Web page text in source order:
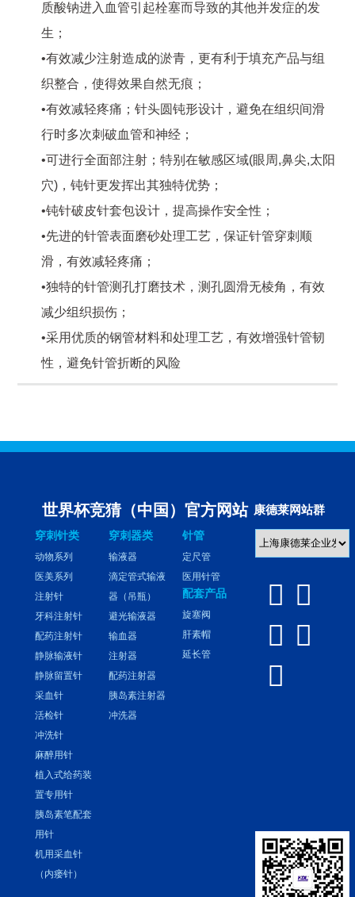
质酸钠进入血管引起栓塞而导致的其他并发症的发
生；
•有效减少注射造成的淤青，更有利于填充产品与组
织整合，使得效果自然无痕；
•有效减轻疼痛；针头圆钝形设计，避免在组织间滑
行时多次刺破血管和神经；
•可进行全面部注射；特别在敏感区域(眼周,鼻尖,太阳
穴)，钝针更发挥出其独特优势；
•钝针破皮针套包设计，提高操作安全性；
•先进的针管表面磨砂处理工艺，保证针管穿刺顺
滑，有效减轻疼痛；
•独特的针管测孔打磨技术，测孔圆滑无棱角，有效
减少组织损伤；
•采用优质的钢管材料和处理工艺，有效增强针管韧
性，避免针管折断的风险
世界杯竞猜（中国）官方网站
穿刺针类
动物系列
医美系列
注射针
牙科注射针
配药注射针
静脉输液针
静脉留置针
采血针
活检针
冲洗针
麻醉用针
植入式给药装
置专用针
胰岛素笔配套
用针
机用采血针
（内瘘针）
穿刺器类
输液器
滴定管式输液
器（吊瓶）
避光输液器
输血器
注射器
配药注射器
胰岛素注射器
冲洗器
针管
定尺管
医用针管
配套产品
旋塞阀
肝素帽
延长管
康德莱网站群
 
 
